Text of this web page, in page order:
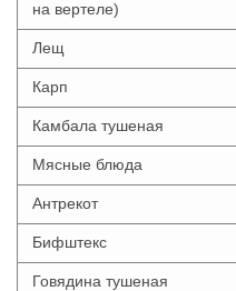
на вертеле)
Лещ
Карп
Камбала тушеная
Мясные блюда
Антрекот
Бифштекс
Говядина тушеная